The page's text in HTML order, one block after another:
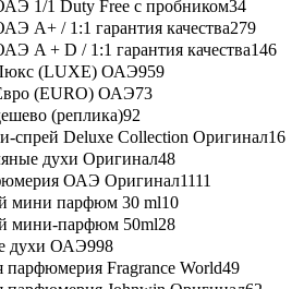
1/1 Duty Free с пробником34
A+ / 1:1 гарантия качества279
A + D / 1:1 гарантия качества146
(LUXE) ОАЭ959
(EURO) ОАЭ73
(реплика)92
спрей Deluxe Collection Оригинал16
духи Оригинал48
ОАЭ Оригинал1111
мини парфюм 30 ml10
мини-парфюм 50ml28
духи ОАЭ998
парфюмерия Fragrance World49